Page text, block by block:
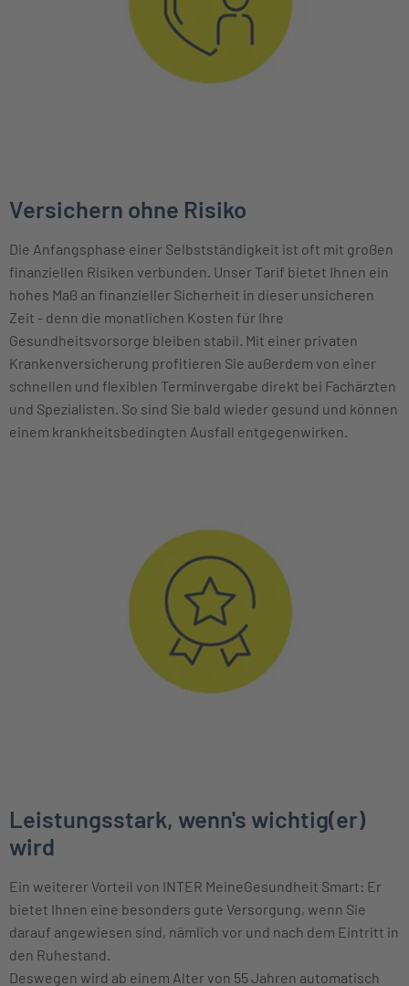
Versichern ohne Risiko
Die Anfangsphase einer Selbstständigkeit ist oft mit großen
finanziellen Risiken verbunden. Unser Tarif bietet Ihnen ein
hohes Maß an finanzieller Sicherheit in dieser unsicheren
Zeit - denn die monatlichen Kosten für Ihre
Gesundheitsvorsorge bleiben stabil. Mit einer privaten
Krankenversicherung profitieren Sie außerdem von einer
schnellen und flexiblen Terminvergabe direkt bei Fachärzten
und Spezialisten. So sind Sie bald wieder gesund und können
einem krankheitsbedingten Ausfall entgegenwirken.
Leistungsstark, wenn's wichtig(er)
wird
Ein weiterer Vorteil von INTER MeineGesundheit Smart: Er
bietet Ihnen eine besonders gute Versorgung, wenn Sie
darauf angewiesen sind, nämlich vor und nach dem Eintritt in
den Ruhestand.
Deswegen wird ab einem Alter von 55 Jahren automatisch